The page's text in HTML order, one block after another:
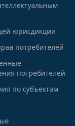
юрисдикции
потребителей
потребителей
по субъектам